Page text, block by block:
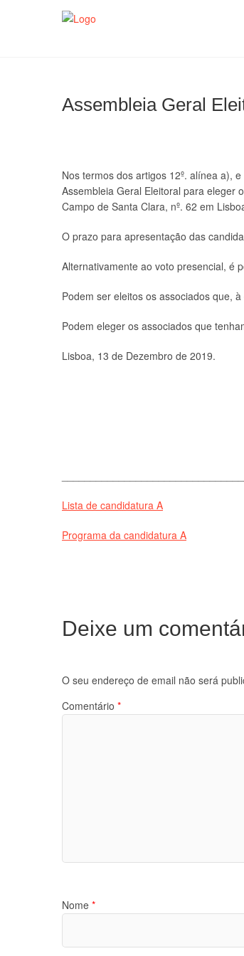
Assembleia Geral
Nos termos dos artigos 12º. alínea a),
Assembleia Geral Eleitoral para eleger
Campo de Santa Clara, nº. 62 em
O prazo para apresentação das
Alternativamente ao voto presencial, é
Podem ser eleitos os associados que,
Podem eleger os associados que
Lisboa, 13 de Dezembro de 2019.
Lista de candidatura A
Programa da candidatura A
Deixe um
O seu endereço de email não será
Comentário *
Nome *